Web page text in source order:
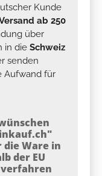
Kunde
ab 250
über
in die Schweiz
senden
Aufwand für
die Ware in
der EU